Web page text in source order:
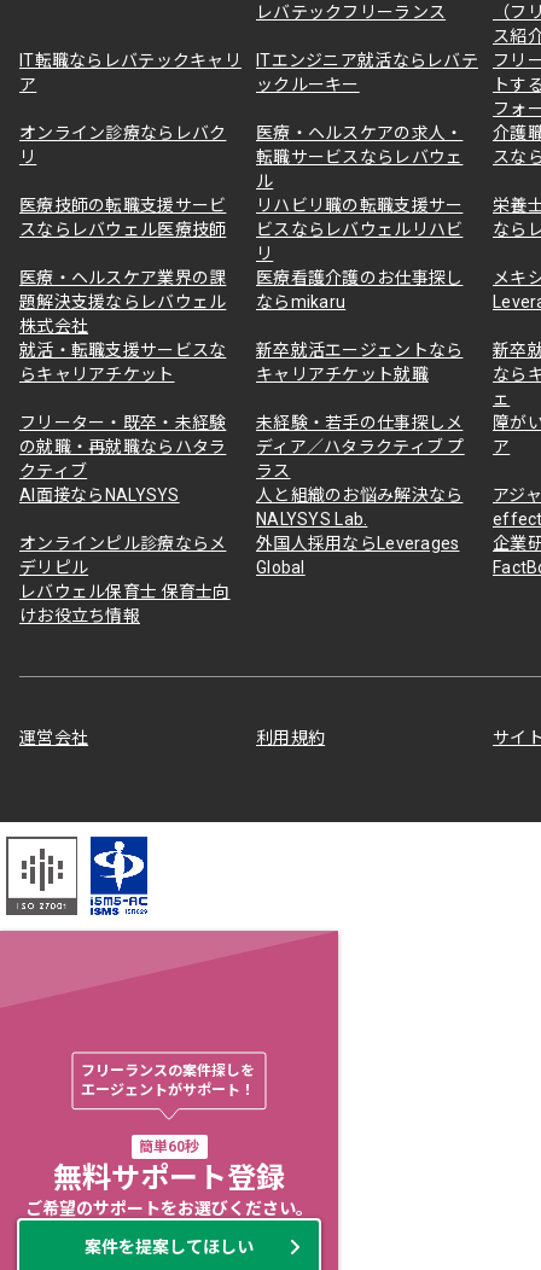
レバテックフリーランス
（フ
ス紹
IT転職ならレバテックキャリ
ア
ITエンジニア就活ならレバテ
ックルーキー
フリ
トす
フォ
オンライン診療ならレバク
リ
医療・ヘルスケアの求人・
転職サービスならレバウェ
ル
介護
スな
医療技師の転職支援サービ
スならレバウェル医療技師
リハビリ職の転職支援サー
ビスならレバウェルリハビ
リ
栄養
なら
医療・ヘルスケア業界の課
題解決支援ならレバウェル
株式会社
医療看護介護のお仕事探し
ならmikaru
メキ
就活・転職支援サービスな
らキャリアチケット
新卒就活エージェントなら
キャリアチケット就職
新卒
なら
ェ
フリーター・既卒・未経験
の就職・再就職ならハタラ
クティブ
未経験・若手の仕事探しメ
ディア／ハタラクティブ プ
ラス
障が
ア
AI面接ならNALYSYS
人と組織のお悩み解決なら
NALYSYS Lab.
アジ
オンラインピル診療ならメ
デリピル
外国人採用ならLeverages
Global
企業
レバウェル保育士 保育士向
けお役立ち情報
運営会社 利用規約 サイ
フリーランスの案件探しを
エージェントがサポート！
簡単60秒
無料サポート登録
ご希望のサポートをお選びください。
案件を提案してほしい